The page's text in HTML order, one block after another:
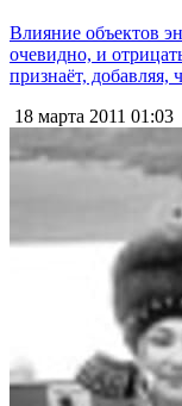
Влияние объектов
очевидно, и
признаёт, добавляя,
18 марта 2011 01:03